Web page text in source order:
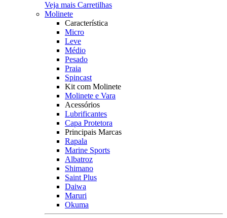
Veja mais Carretilhas
Molinete
Característica
Micro
Leve
Médio
Pesado
Praia
Spincast
Kit com Molinete
Molinete e Vara
Acessórios
Lubrificantes
Capa Protetora
Principais Marcas
Rapala
Marine Sports
Albatroz
Shimano
Saint Plus
Daiwa
Maruri
Okuma